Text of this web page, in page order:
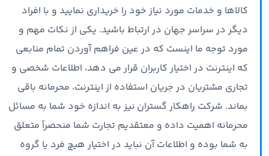
کالاها و خدمات مورد نیاز خود را خریداری نمایید و با افراد
دیگر در سراسر جهان در ارتباط باشید. یکی از نکات مهم و
مورد توجه ما اینست که در عین فراهم آوردن تمام منابعی
که اینترنت در اختیار کاربران قرار می دهد، اطلاعات شخصی و
تجاری مشتریان در جریان استفاده از اینترنت، محرمانه باقی
بماند. شرکت راهکار گستران نیز به اندازه خود شما به مسائل
محرمانه اهمیت داده و معتقدیم تجارت شما منحصراً متعلق
به شما بوده و اطلاعات آن نباید در اختیار هیچ فرد یا گروه